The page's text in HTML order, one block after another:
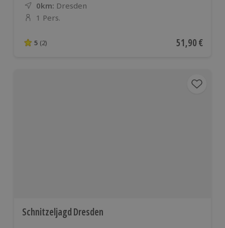
0km: Entfernung
Standort
Dresden
Anzahl der Teilnehmer
1 Pers.
5 von 5 Sternen basierend auf 2 Bewertungen
5 (2) Aktueller
51,90 €
Schnitzeljagd Dresden